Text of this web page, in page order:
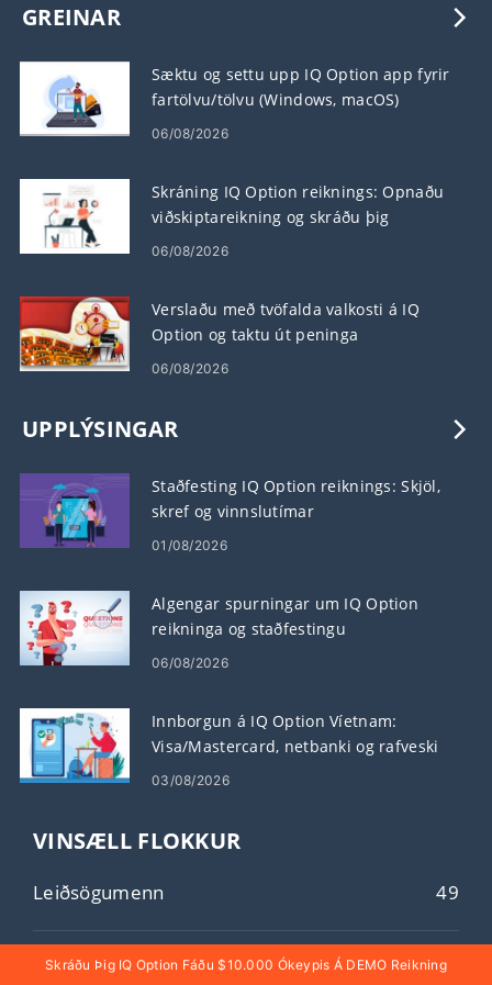
GREINAR
Sæktu og settu upp IQ Option app fyrir
fartölvu/tölvu (Windows, macOS)
06/08/2026
Skráning IQ Option reiknings: Opnaðu
viðskiptareikning og skráðu þig
06/08/2026
Verslaðu með tvöfalda valkosti á IQ
Option og taktu út peninga
06/08/2026
UPPLÝSINGAR
Staðfesting IQ Option reiknings: Skjöl,
skref og vinnslutímar
01/08/2026
Algengar spurningar um IQ Option
reikninga og staðfestingu
06/08/2026
Innborgun á IQ Option Víetnam:
Visa/Mastercard, netbanki og rafveski
03/08/2026
VINSÆLL FLOKKUR
Leiðsögumenn 49
Skráðu Þig IQ Option Fáðu $10.000 Ókeypis Á DEMO Reikning